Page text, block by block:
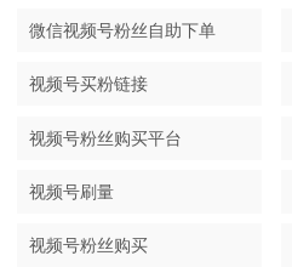
微信视频号粉丝自助下单
视频号买粉链接
视频号粉丝购买平台
视频号刷量
视频号粉丝购买